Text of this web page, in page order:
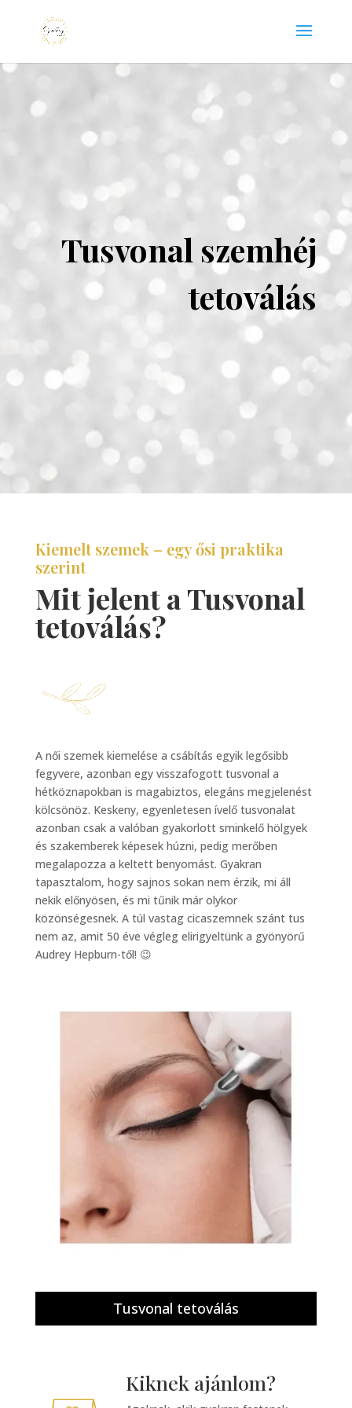
Tusvonal szemhéj
tetoválás
Kiemelt szemek – egy ősi praktika
szerint
Mit jelent a Tusvonal
tetoválás?
A női szemek kiemelése a csábítás egyik legősibb
fegyvere, azonban egy visszafogott tusvonal a
hétköznapokban is magabiztos, elegáns megjelenést
kölcsönöz. Keskeny, egyenletesen ívelő tusvonalat
azonban csak a valóban gyakorlott sminkelő hölgyek
és szakemberek képesek húzni, pedig merőben
megalapozza a keltett benyomást. Gyakran
tapasztalom, hogy sajnos sokan nem érzik, mi áll
nekik előnyösen, és mi tűnik már olykor
közönségesnek. A túl vastag cicaszemnek szánt tus
nem az, amit 50 éve végleg elirigyeltünk a gyönyörű
Audrey Hepburn-től! 😉
Tusvonal tetoválás
Kiknek ajánlom?